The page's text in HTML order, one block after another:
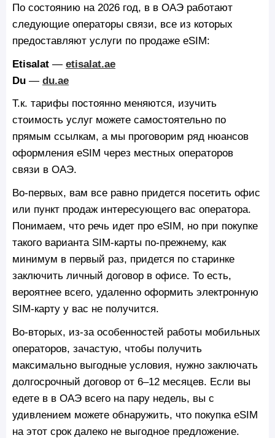
По состоянию на 2026 год, в в ОАЭ работают
следующие операторы связи, все из которых
предоставляют услуги по продаже eSIM:
Etisalat — etisalat.ae
Du — du.ae
Т.к. тарифы постоянно меняются, изучить
стоимость услуг можете самостоятельно по
прямым ссылкам, а мы проговорим ряд нюансов
оформления eSIM через местных операторов
связи в ОАЭ.
Во-первых, вам все равно придется посетить офис
или пункт продаж интересующего вас оператора.
Понимаем, что речь идет про eSIM, но при покупке
такого варианта SIM-карты по-прежнему, как
минимум в первый раз, придется по старинке
заключить личный договор в офисе. То есть,
вероятнее всего, удаленно оформить электронную
SIM-карту у вас не получится.
Во-вторых, из-за особенностей работы мобильных
операторов, зачастую, чтобы получить
максимально выгодные условия, нужно заключать
долгосрочный договор от 6–12 месяцев. Если вы
едете в в ОАЭ всего на пару недель, вы с
удивлением можете обнаружить, что покупка eSIM
на этот срок далеко не выгодное предложение.